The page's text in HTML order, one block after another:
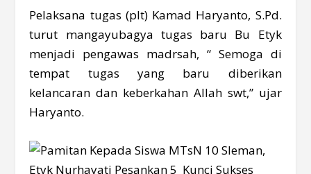
Pelaksana tugas (plt) Kamad Haryanto, S.Pd.
turut mangayubagya tugas baru Bu Etyk
menjadi pengawas madrsah, “ Semoga di
tempat tugas yang baru diberikan
kelancaran dan keberkahan Allah swt,” ujar
Haryanto.